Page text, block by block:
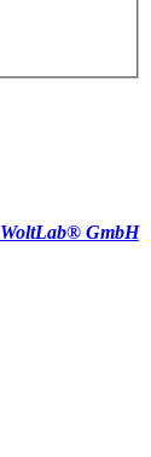
WoltLab® GmbH